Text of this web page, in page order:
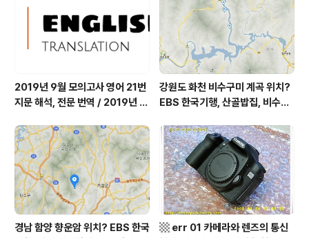
강원도 홍천군 가볼 만한 곳, (구)
까르돈, kbs 인간극장
한 곳, 영양읍 상원리. KBS 인간극
장 임분노미 할머니
2019년 9월 모의고사 영어 21번
지문 해석, 전문 번역 / 2019년 9
역, 평가원 2019년 고3 9월 영어
영역 외국어영역 전문 해석, Engli
sh to Korean translation
강원도 화천 비수구미 계곡 위치?
EBS 한국기행, 산골밥집, 비수구
부 화천군 비수구미 낙타민박 어
디? / 강원도 화천군 가볼 만한 곳
비수구미 마을, 파로호
경남 함양 향운암 위치? EBS 한국
▩ err 01 카메라와 렌즈의 통신